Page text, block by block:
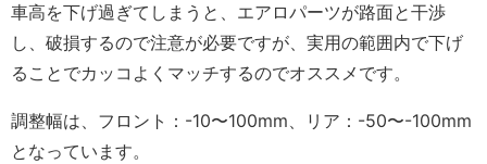
車高を下げ過ぎてしまうと、エアロパーツが路面と干渉
し、破損するので注意が必要ですが、実用の範囲内で下げ
ることでカッコよくマッチするのでオススメです。
調整幅は、フロント：-10〜100mm、リア：-50〜-100mm
となっています。